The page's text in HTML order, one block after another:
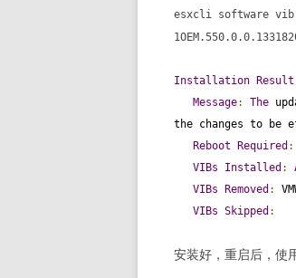
esxcli software
1OEM.550.0.
Installation Result
Message: The
the changes to be
Reboot Required :
VIBs
Installed :
VIBs Removed :
VIBs Skipped :
安装好，重启后，使